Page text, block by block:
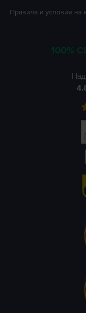
Правила и условия на
100%
Над